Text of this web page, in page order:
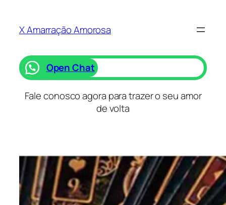
X Amarração Amorosa
Open Chat
Fale conosco agora para trazer o seu amor
de volta